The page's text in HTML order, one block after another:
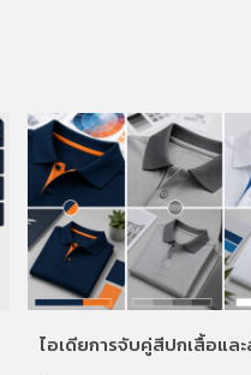
ไอเดียการจับคู่สีปกเสื้อแล